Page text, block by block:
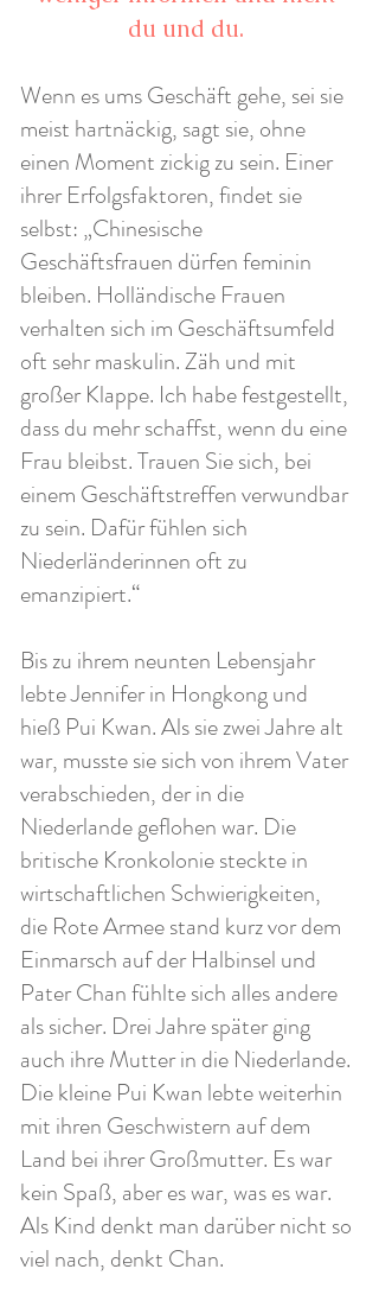
du und du.
Wenn es ums Geschäft gehe, sei sie
meist hartnäckig, sagt sie, ohne
einen Moment zickig zu sein. Einer
ihrer Erfolgsfaktoren, findet sie
selbst: „Chinesische
Geschäftsfrauen dürfen feminin
bleiben. Holländische Frauen
verhalten sich im Geschäftsumfeld
oft sehr maskulin. Zäh und mit
großer Klappe. Ich habe festgestellt,
dass du mehr schaffst, wenn du eine
Frau bleibst. Trauen Sie sich, bei
einem Geschäftstreffen verwundbar
zu sein. Dafür fühlen sich
Niederländerinnen oft zu
emanzipiert.“
Bis zu ihrem neunten Lebensjahr
lebte Jennifer in Hongkong und
hieß Pui Kwan. Als sie zwei Jahre alt
war, musste sie sich von ihrem Vater
verabschieden, der in die
Niederlande geflohen war. Die
britische Kronkolonie steckte in
wirtschaftlichen Schwierigkeiten,
die Rote Armee stand kurz vor dem
Einmarsch auf der Halbinsel und
Pater Chan fühlte sich alles andere
als sicher. Drei Jahre später ging
auch ihre Mutter in die Niederlande.
Die kleine Pui Kwan lebte weiterhin
mit ihren Geschwistern auf dem
Land bei ihrer Großmutter. Es war
kein Spaß, aber es war, was es war.
Als Kind denkt man darüber nicht so
viel nach, denkt Chan.